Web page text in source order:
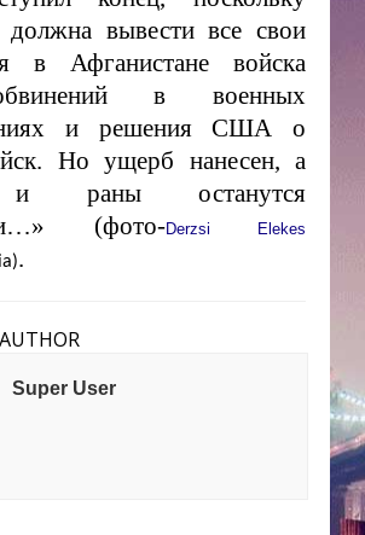
должна вывести все свои
в Афганистане войска
в военных
и решения США о
Но ущерб нанесен, а
раны останутся
(фото-Derzsi Elekes
.
Super User